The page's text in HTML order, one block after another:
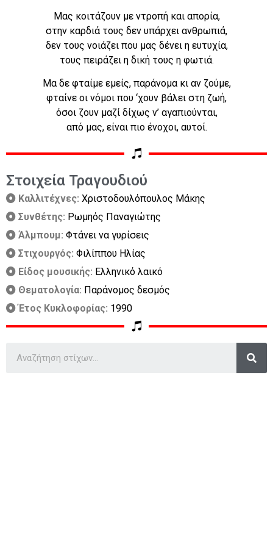
Μας κοιτάζουν με ντροπή και απορία,
στην καρδιά τους δεν υπάρχει ανθρωπιά,
δεν τους νοιάζει που μας δένει η ευτυχία,
τους πειράζει η δική τους η φωτιά.
Μα δε φταίμε εμείς, παράνομα κι αν ζούμε,
φταίνε οι νόμοι που ‘χουν βάλει στη ζωή,
όσοι ζουν μαζί δίχως ν’ αγαπιούνται,
από μας, είναι πιο ένοχοι, αυτοί.
Στοιχεία Τραγουδιού
Καλλιτέχνες: Χριστοδουλόπουλος Μάκης
Συνθέτης: Ρωμηός Παναγιώτης
Άλμπουμ: Φτάνει να γυρίσεις
Στιχουργός: Φιλίππου Ηλίας
Είδος μουσικής: Ελληνικό λαικό
Θεματολογία: Παράνομος δεσμός
Έτος Κυκλοφορίας: 1990